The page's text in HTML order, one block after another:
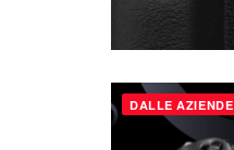
DALLE AZIENDE